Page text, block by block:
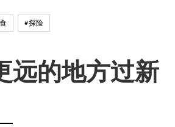
#探险
远的地方过新